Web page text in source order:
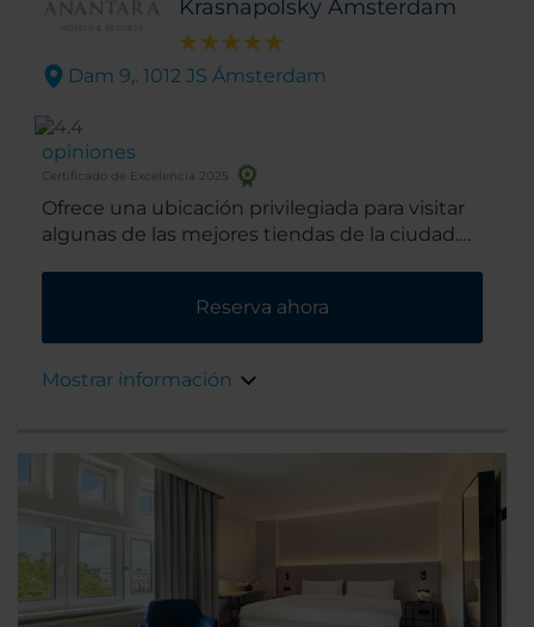
Krasnapolsky Amsterdam
Dam 9,. 1012 JS Ámsterdam
opiniones
Certificado de Excelencia 2025
Ofrece una ubicación privilegiada para visitar
algunas de las mejores tiendas de la ciudad.
Reserva ahora
Mostrar información